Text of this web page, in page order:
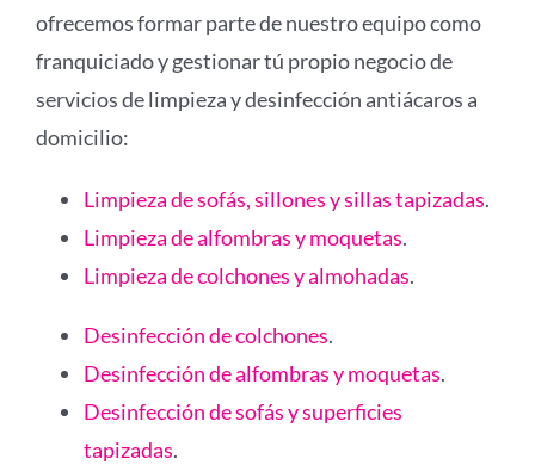
ofrecemos formar parte de nuestro equipo como
franquiciado y gestionar tú propio negocio de
servicios de limpieza y desinfección antiácaros a
domicilio:
Limpieza de sofás, sillones y sillas tapizadas.
Limpieza de alfombras y moquetas.
Limpieza de colchones y almohadas.
Desinfección de colchones.
Desinfección de alfombras y moquetas.
Desinfección de sofás y superficies
tapizadas.